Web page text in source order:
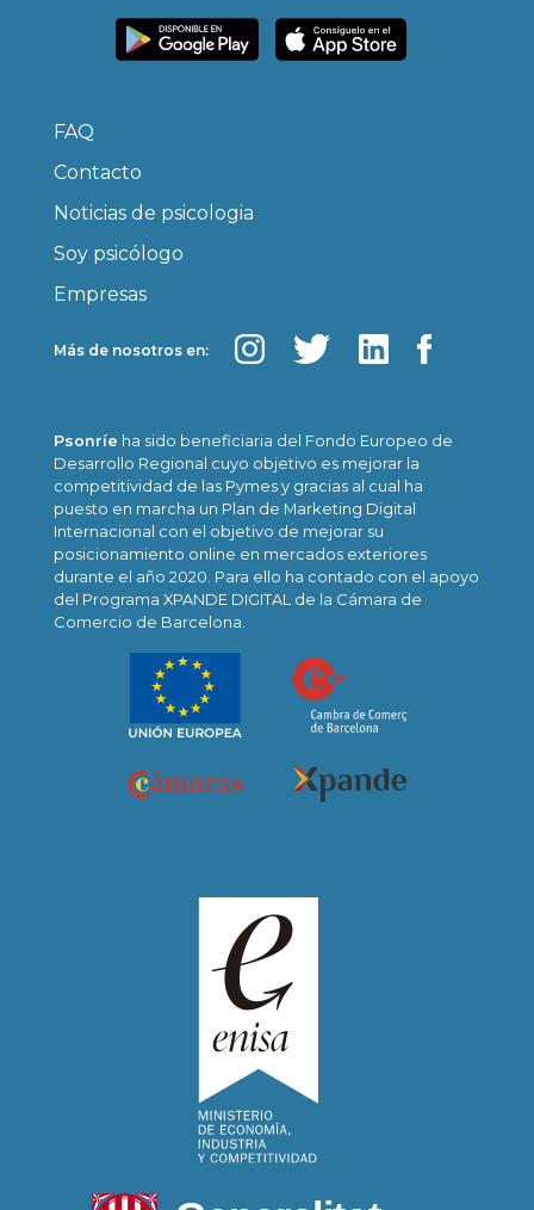
FAQ
Contacto
Noticias de psicologia
Soy psicólogo
Empresas
Más de nosotros en:
Psonríe ha sido beneficiaria del Fondo Europeo de
Desarrollo Regional cuyo objetivo es mejorar la
competitividad de las Pymes y gracias al cual ha
puesto en marcha un Plan de Marketing Digital
Internacional con el objetivo de mejorar su
posicionamiento online en mercados exteriores
durante el año 2020. Para ello ha contado con el apoyo
del Programa XPANDE DIGITAL de la Cámara de
Comercio de Barcelona.